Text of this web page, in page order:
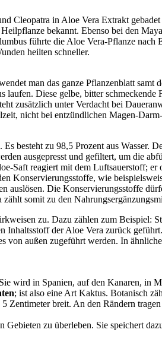
Cleopatra in Aloe Vera Extrakt
bekannt. Ebenso bei den
führte die Aloe Vera-Pflanze
heilten schneller.
man das ganze Pflanzenblatt samt
laufen. Diese gelbe, bitter
zusätzlich unter Verdacht bei
nicht bei entzündlichen Magen-
besteht zu 98,5 Prozent aus Wasser.
ausgepresst und gefiltert, um die
Saft reagiert mit dem Luftsauerstoff;
Konservierungsstoffe, wie
Die Konservierungsstoffe
somit zu den
zu. Dazu zählen zum Beispiel:
der Aloe Vera zurück
von außen zugeführt werden. In
wird in Spanien, auf den Kanaren, in
; ist also eine Art Kaktus. Botanisch
breit. An den Rändern
zu überleben. Sie speichert